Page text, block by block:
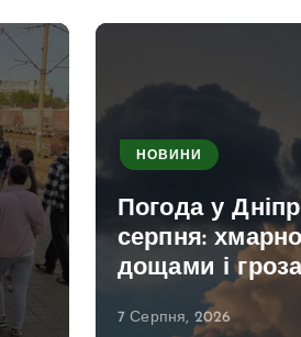
НОВИНИ
Погода у
серпня:
дощами і
7 Серпня, 2026